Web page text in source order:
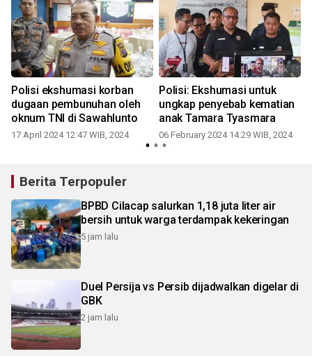
Polisi ekshumasi korban
dugaan pembunuhan oleh
oknum TNI di Sawahlunto
17 April 2024 12:47 WIB, 2024
Polisi: Ekshumasi untuk
ungkap penyebab kematian
anak Tamara Tyasmara
06 February 2024 14:29 WIB, 2024
Berita Terpopuler
BPBD Cilacap salurkan 1,18 juta liter air
bersih untuk warga terdampak kekeringan
5 jam lalu
Duel Persija vs Persib dijadwalkan digelar di
GBK
2 jam lalu